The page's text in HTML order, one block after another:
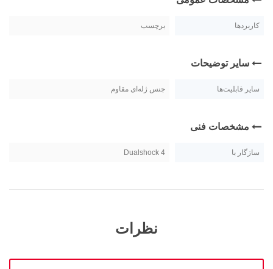
کاربردها برچسب
سایر توضیحات
سایر قابلیت‌ها جنس ژله‌ای مقاوم
مشخصات فنی
سازگار با Dualshock 4
نظرات